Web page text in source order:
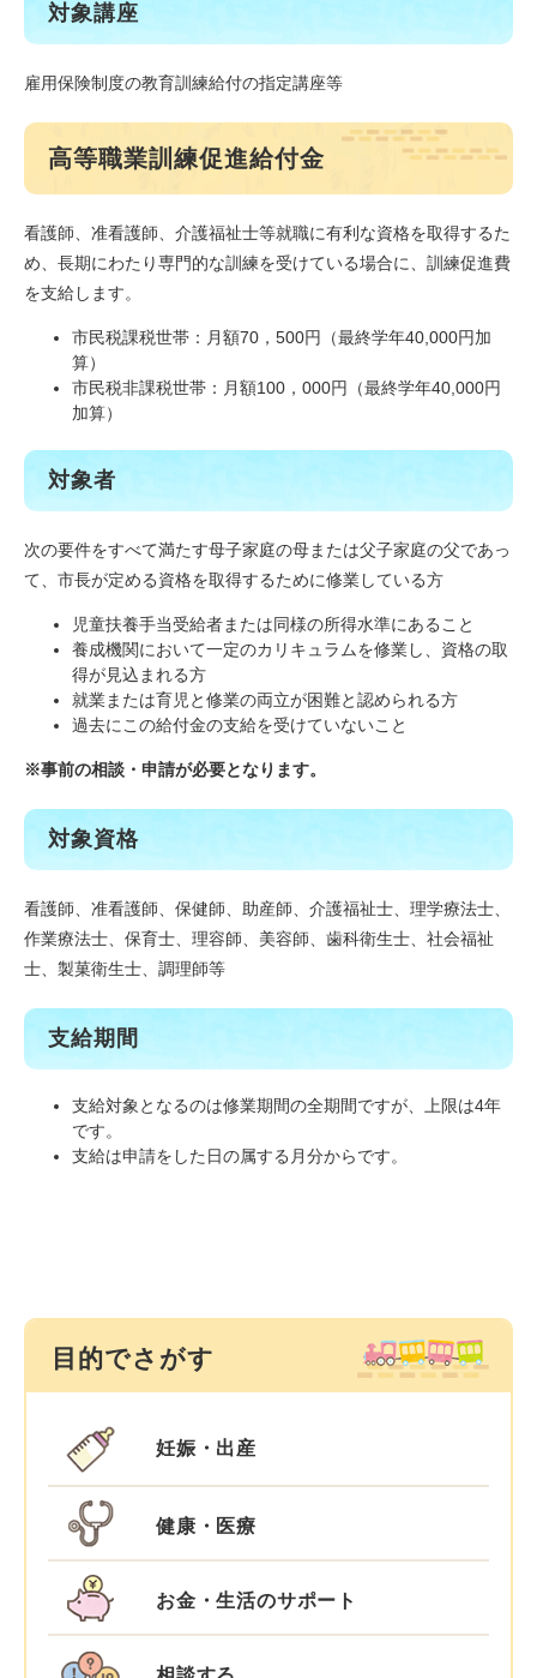
対象講座
雇用保険制度の教育訓練給付の指定講座等
高等職業訓練促進給付金
看護師、准看護師、介護福祉士等就職に有利な資格を取得するた
め、長期にわたり専門的な訓練を受けている場合に、訓練促進費
を支給します。
市民税課税世帯：月額70，500円（最終学年40,000円加
算）
市民税非課税世帯：月額100，000円（最終学年40,000円
加算）
対象者
次の要件をすべて満たす母子家庭の母または父子家庭の父であっ
て、市長が定める資格を取得するために修業している方
児童扶養手当受給者または同様の所得水準にあること
養成機関において一定のカリキュラムを修業し、資格の取
得が見込まれる方
就業または育児と修業の両立が困難と認められる方
過去にこの給付金の支給を受けていないこと
※事前の相談・申請が必要となります。
対象資格
看護師、准看護師、保健師、助産師、介護福祉士、理学療法士、
作業療法士、保育士、理容師、美容師、歯科衛生士、社会福祉
士、製菓衛生士、調理師等
支給期間
支給対象となるのは修業期間の全期間ですが、上限は4年
です。
支給は申請をした日の属する月分からです。
目的でさがす
妊娠・出産
健康・医療
お金・生活のサポート